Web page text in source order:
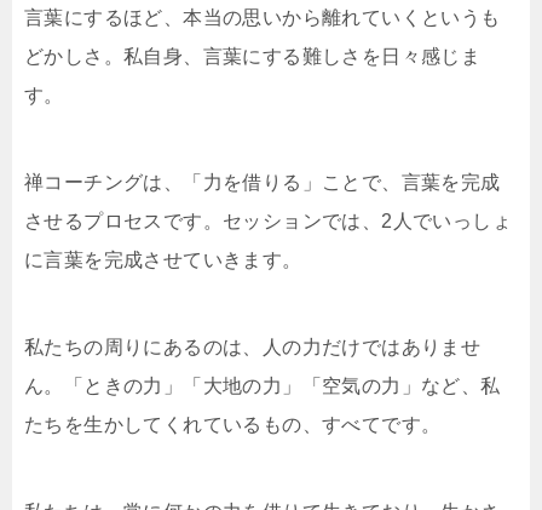
言葉にするほど、本当の思いから離れていくというも
どかしさ。私自身、言葉にする難しさを日々感じま
す。
禅コーチングは、「力を借りる」ことで、言葉を完成
させるプロセスです。セッションでは、2人でいっしょ
に言葉を完成させていきます。
私たちの周りにあるのは、人の力だけではありませ
ん。「ときの力」「大地の力」「空気の力」など、私
たちを生かしてくれているもの、すべてです。